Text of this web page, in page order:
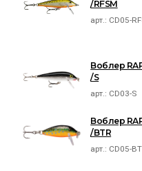
/RFSM
арт.: CD05-
Воблер
/S
арт.: CD03-S
Воблер
/BTR
арт.: CD05-